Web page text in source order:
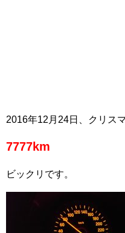
2016年12月24日、クリス
7777km
ビックリです。